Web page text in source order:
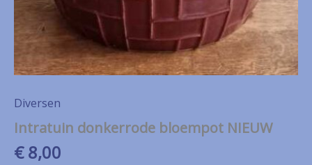
Diversen
Intratuin donkerrode bloempot NIEUW
€8,00